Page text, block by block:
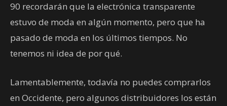
90 recordarán que la electrónica transparente
estuvo de moda en algún momento, pero que ha
pasado de moda en los últimos tiempos. No
tenemos ni idea de por qué.
Lamentablemente, todavía no puedes comprarlos
en Occidente, pero algunos distribuidores los están